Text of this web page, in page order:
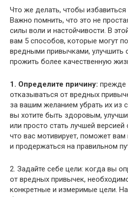
Что же делать, чтобы
Важно помнить, что это не
силы воли и настойчивости. В
вам 5 способов, которые могут
вредными привычками, улучшить
прожить более качественную
1. Определите причину: прежде
отказываться от вредных
за вашим желанием убрать их из
вы хотите быть здоровым,
или просто стать лучшей
что вас мотивирует, поможет вам
и продержаться на правильном
2. Задайте себе цели: когда вы
от вредных привычек,
конкретные и измеримые цели.